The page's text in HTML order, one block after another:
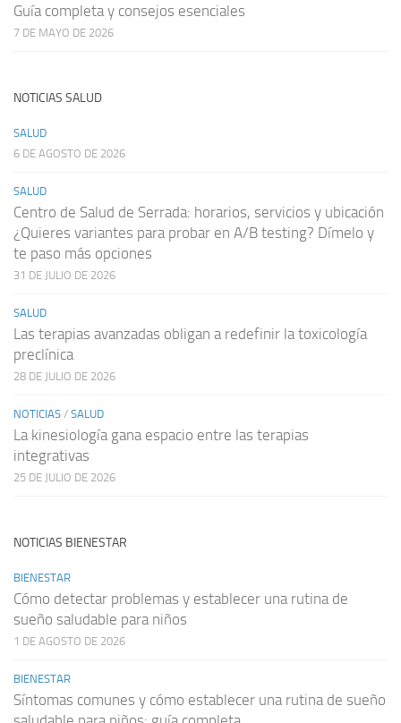
Guía completa y consejos esenciales
7 DE MAYO DE 2026
NOTICIAS SALUD
SALUD
6 DE AGOSTO DE 2026
SALUD
Centro de Salud de Serrada: horarios, servicios y ubicación
¿Quieres variantes para probar en A/B testing? Dímelo y
te paso más opciones
31 DE JULIO DE 2026
SALUD
Las terapias avanzadas obligan a redefinir la toxicología
preclínica
28 DE JULIO DE 2026
NOTICIAS / SALUD
La kinesiología gana espacio entre las terapias
integrativas
25 DE JULIO DE 2026
NOTICIAS BIENESTAR
BIENESTAR
Cómo detectar problemas y establecer una rutina de
sueño saludable para niños
1 DE AGOSTO DE 2026
BIENESTAR
Síntomas comunes y cómo establecer una rutina de sueño